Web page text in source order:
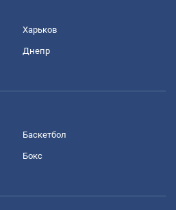
Харьков
Днепр
Баскетбол
Бокс